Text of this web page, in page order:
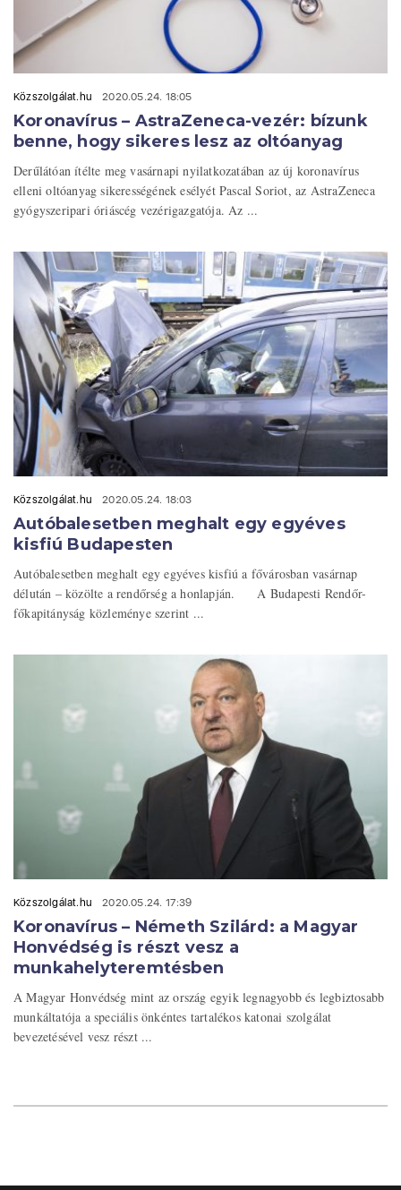
Közszolgálat.hu 2020.05.24. 18:05
Koronavírus – AstraZeneca-vezér: bízunk
benne, hogy sikeres lesz az oltóanyag
Derűlátóan ítélte meg vasárnapi nyilatkozatában az új koronavírus
elleni oltóanyag sikerességének esélyét Pascal Soriot, az AstraZeneca
gyógyszeripari óriáscég vezérigazgatója. Az ...
Közszolgálat.hu 2020.05.24. 18:03
Autóbalesetben meghalt egy egyéves
kisfiú Budapesten
Autóbalesetben meghalt egy egyéves kisfiú a fővárosban vasárnap
délután – közölte a rendőrség a honlapján. A Budapesti Rendőr-
főkapitányság közleménye szerint ...
Közszolgálat.hu 2020.05.24. 17:39
Koronavírus – Németh Szilárd: a Magyar
Honvédség is részt vesz a
munkahelyteremtésben
A Magyar Honvédség mint az ország egyik legnagyobb és legbiztosabb
munkáltatója a speciális önkéntes tartalékos katonai szolgálat
bevezetésével vesz részt ...